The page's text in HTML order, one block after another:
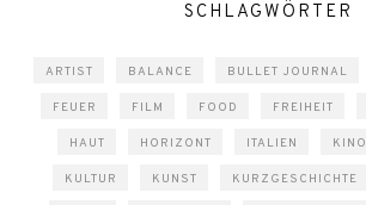
SCHLAGWÖRTER
ARTIST BALANCE BULLET JOURNAL
FEUER FILM FOOD FREIHEIT
HAUT HORIZONT ITALIEN KINO
KULTUR KUNST KURZGESCHICHTE